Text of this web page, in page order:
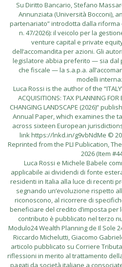
Su Diritto Bancario, Stefano
Annunziata (Università Bocconi),
partenariato” introdotta dalla riforma
n. 47/2026): il veicolo per la
venture capital e private
dell’accomandita per azioni. Gli
legislatore abbia preferito — sia dal
che fiscale — la s.a.p.a.
modelli
Luca Rossi is the author of the
ACQUISITIONS: TAX PLANNING
CHANGING LANDSCAPE (2026)”
Annual Paper, which examines the
across sixteen European
link https://lnkd.in/g9vbNdMe ©
Reprinted from the PLI Publication,
2026 (Item
Luca Rossi e Michele Babele
applicabile ai dividendi di fonte
residenti in Italia alla luce di recenti
segnando un’evoluzione rispetto
riconoscono, al ricorrere di
beneficiare del credito d’imposta per
contributo è pubblicato nel terzo
Modulo24 Wealth Planning de Il Sole
Riccardo Michelutti, Giacomo
articolo pubblicato su Corriere
riflessioni in merito al trattamento
pagati da società italiane a